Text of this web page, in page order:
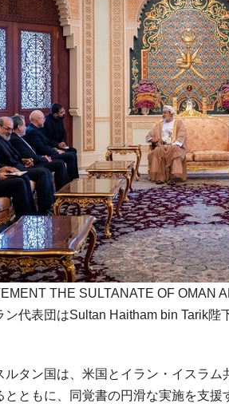
THE SULTANATE OF OMAN
ン代表団はSultan Haitham bin Tarik
ルタン国は、米国とイラン・イスラ
とともに、同覚書の円滑な実施を支